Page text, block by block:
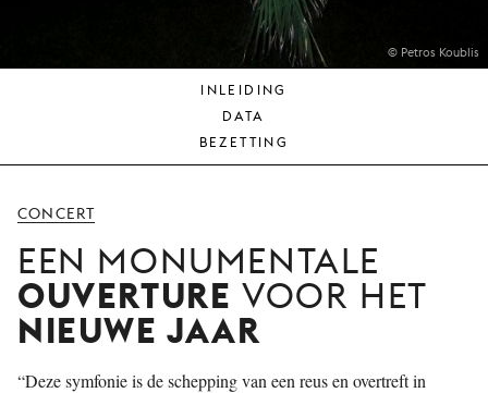
DE
MUNT
© Petros Koublis
INLEIDING
DATA
BEZETTING
CONCERT
EEN MONUMENTALE
OUVERTURE VOOR HET
NIEUWE JAAR
“Deze symfonie is de schepping van een reus en overtreft in